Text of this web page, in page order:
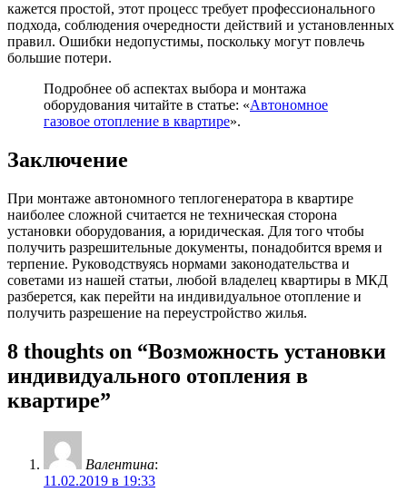
кажется простой, этот процесс требует профессионального
подхода, соблюдения очередности действий и установленных
правил. Ошибки недопустимы, поскольку могут повлечь
большие потери.
Подробнее об аспектах выбора и монтажа
оборудования читайте в статье: «Автономное
газовое отопление в квартире».
Заключение
При монтаже автономного теплогенератора в квартире
наиболее сложной считается не техническая сторона
установки оборудования, а юридическая. Для того чтобы
получить разрешительные документы, понадобится время и
терпение. Руководствуясь нормами законодательства и
советами из нашей статьи, любой владелец квартиры в МКД
разберется, как перейти на индивидуальное отопление и
получить разрешение на переустройство жилья.
8 thoughts on “Возможность установки
индивидуального отопления в
квартире”
Валентина:
11.02.2019 в 19:33